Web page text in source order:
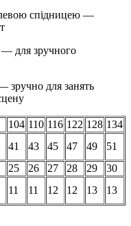
спідницею —
— для зручного
зручно для занять
104 110 116 122 128 134
41 43 45 47 49
51
25 26 27 28 29
30
11 11 12 12 13 13